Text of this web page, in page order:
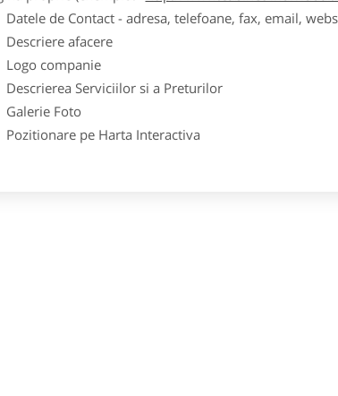
de Contact - adresa, telefoane, fax, email,
afacere
companie
Serviciilor si a Preturilor
Foto
pe Harta Interactiva